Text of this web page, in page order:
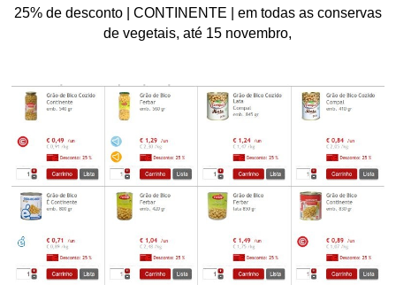
25% de desconto | CONTINENTE | em todas as conservas
de vegetais, até 15 novembro,